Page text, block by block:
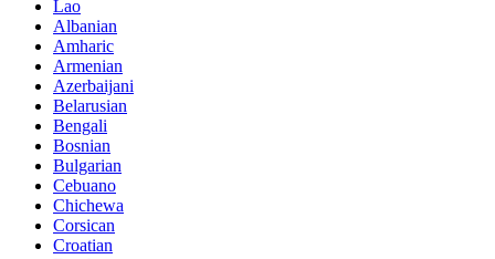
Lao
Albanian
Amharic
Armenian
Azerbaijani
Belarusian
Bengali
Bosnian
Bulgarian
Cebuano
Chichewa
Corsican
Croatian